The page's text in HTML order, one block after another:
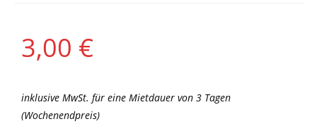
3,00 €
inklusive MwSt. für eine Mietdauer von 3 Tagen
(Wochenendpreis)